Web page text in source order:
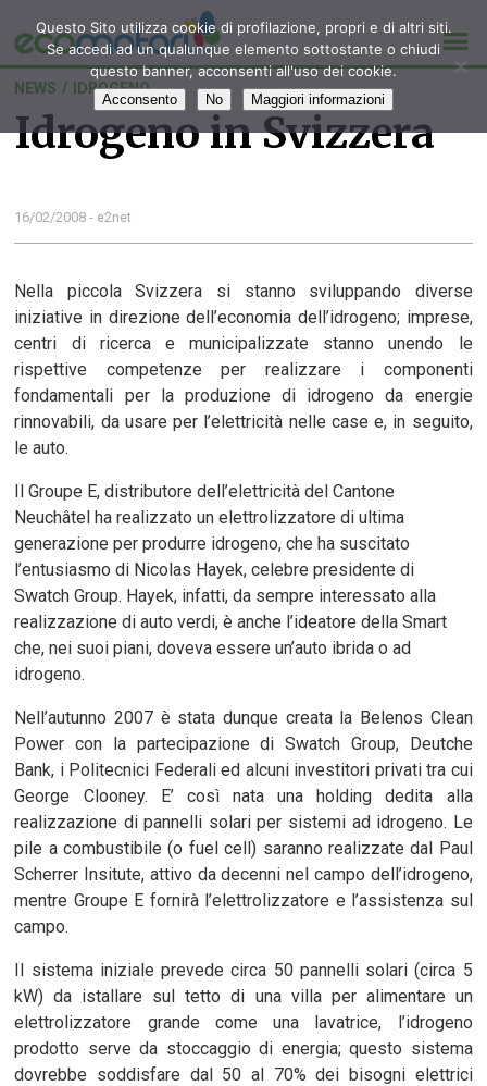
NEWS / IDROGENO
Idrogeno in Svizzera
16/02/2008 - e2net
Nella piccola Svizzera si stanno sviluppando diverse
iniziative in direzione dell’economia dell’idrogeno; imprese,
centri di ricerca e municipalizzate stanno unendo le
rispettive competenze per realizzare i componenti
fondamentali per la produzione di idrogeno da energie
rinnovabili, da usare per l’elettricità nelle case e, in seguito,
le auto.
Il Groupe E, distributore dell’elettricità del Cantone
Neuchâtel ha realizzato un elettrolizzatore di ultima
generazione per produrre idrogeno, che ha suscitato
l’entusiasmo di Nicolas Hayek, celebre presidente di
Swatch Group. Hayek, infatti, da sempre interessato alla
realizzazione di auto verdi, è anche l’ideatore della Smart
che, nei suoi piani, doveva essere un’auto ibrida o ad
idrogeno.
Nell’autunno 2007 è stata dunque creata la Belenos Clean
Power con la partecipazione di Swatch Group, Deutche
Bank, i Politecnici Federali ed alcuni investitori privati tra cui
George Clooney. E’ così nata una holding dedita alla
realizzazione di pannelli solari per sistemi ad idrogeno. Le
pile a combustibile (o fuel cell) saranno realizzate dal Paul
Scherrer Insitute, attivo da decenni nel campo dell’idrogeno,
mentre Groupe E fornirà l’elettrolizzatore e l’assistenza sul
campo.
Il sistema iniziale prevede circa 50 pannelli solari (circa 5
kW) da istallare sul tetto di una villa per alimentare un
elettrolizzatore grande come una lavatrice, l’idrogeno
prodotto serve da stoccaggio di energia; questo sistema
dovrebbe soddisfare dal 50 al 70% dei bisogni elettrici
Questo Sito utilizza cookie di profilazione, propri e di altri siti.
Se accedi ad un qualunque elemento sottostante o chiudi
questo banner, acconsenti all'uso dei cookie.
Acconsento No Maggiori informazioni